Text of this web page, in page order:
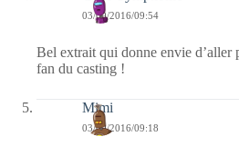
03/09/2016/09:54
Bel extrait qui donne envie d’aller
fan du casting !
Mimi
03/09/2016/09:18